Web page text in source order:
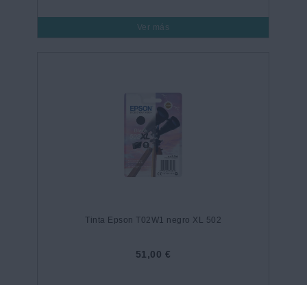
Ver más
Tinta Epson T02W1 negro XL 502
51,00 €